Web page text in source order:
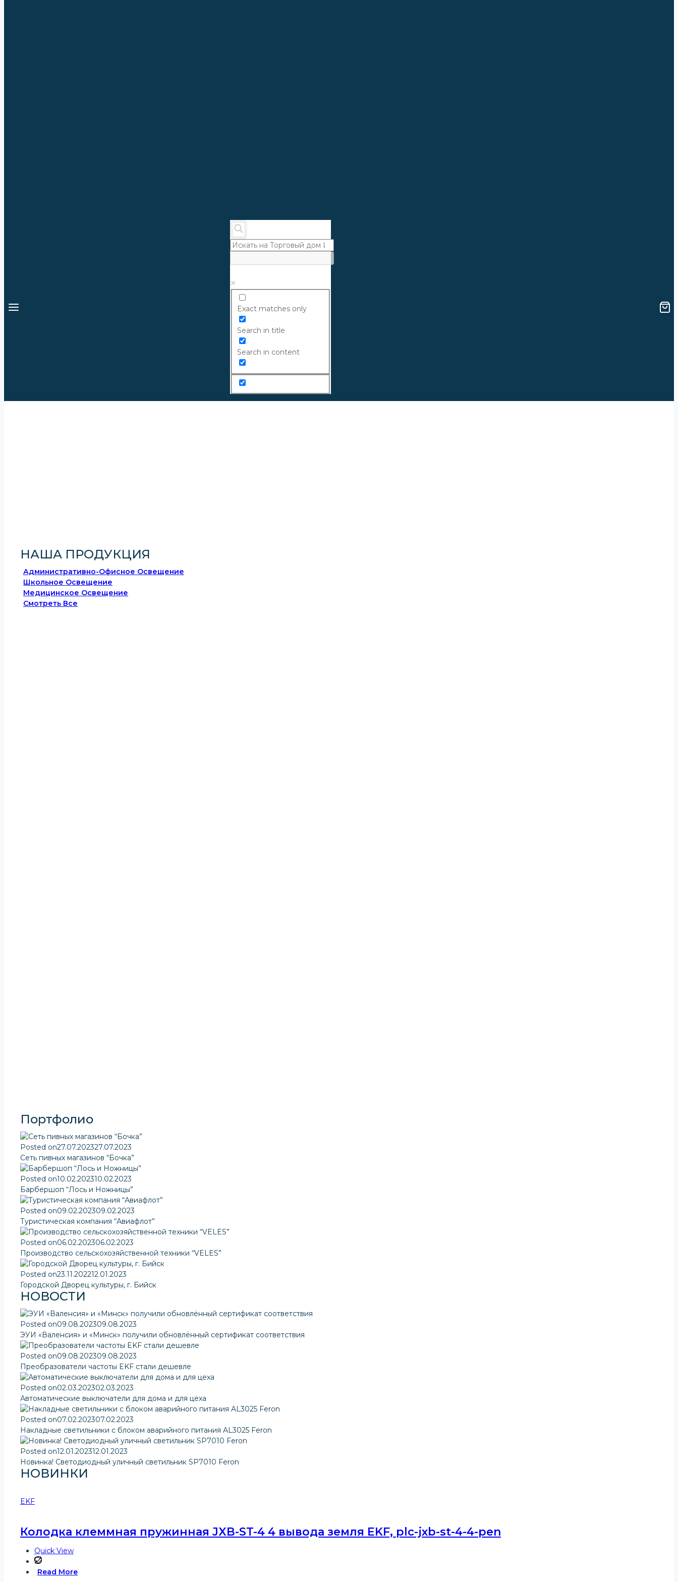
Exact matches only
Search in title
Search in content
НАША ПРОДУКЦИЯ
Административно-Офисное Освещение
Школьное Освещение
Медицинское Освещение
Смотреть Все
Портфолио
Posted on27.07.202327.07.2023
Сеть пивных магазинов “Бочка”
Posted on10.02.202310.02.2023
Барбершоп “Лось и Ножницы”
Posted on09.02.202309.02.2023
Туристическая компания “Авиафлот”
Posted on06.02.202306.02.2023
Производство сельскохозяйственной техники “VELES”
Posted on23.11.202212.01.2023
Городской Дворец культуры, г. Бийск
НОВОСТИ
Posted on09.08.202309.08.2023
ЭУИ «Валенсия» и «Минск» получили обновлённый сертификат соответствия
Posted on09.08.202309.08.2023
Преобразователи частоты EKF стали дешевле
Posted on02.03.202302.03.2023
Автоматические выключатели для дома и для цеха
Posted on07.02.202307.02.2023
Накладные светильники с блоком аварийного питания AL3025 Feron
Posted on12.01.202312.01.2023
Новинка! Светодиодный уличный светильник SP7010 Feron
НОВИНКИ
EKF
Колодка клеммная пружинная JXB-ST-4 4 вывода земля EKF, plc-jxb-st-4-4-pen
Quick View
Read More